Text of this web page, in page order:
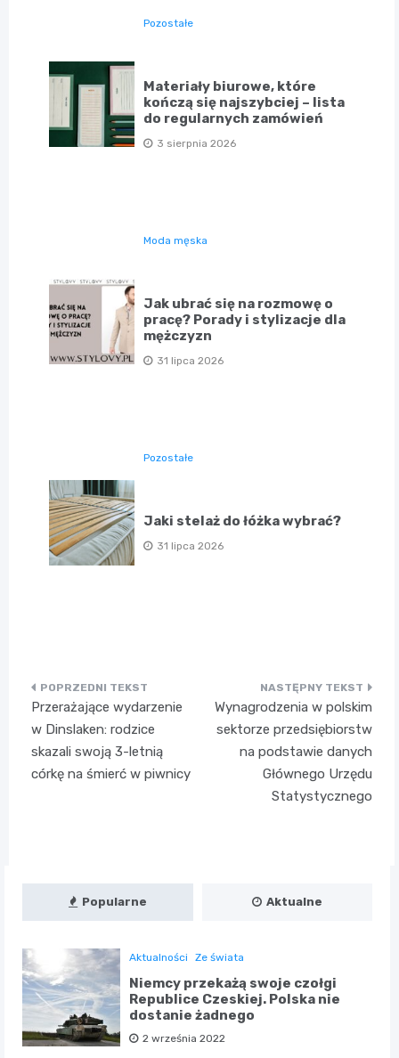
Pozostałe
Materiały biurowe, które
kończą się najszybciej – lista
do regularnych zamówień
3 sierpnia 2026
Moda męska
Jak ubrać się na rozmowę o
pracę? Porady i stylizacje dla
mężczyzn
31 lipca 2026
Pozostałe
Jaki stelaż do łóżka wybrać?
31 lipca 2026
Nawigacja
wpisu
Przerażające wydarzenie
w Dinslaken: rodzice
skazali swoją 3-letnią
córkę na śmierć w piwnicy
Wynagrodzenia w polskim
sektorze przedsiębiorstw
na podstawie danych
Głównego Urzędu
Statystycznego
Popularne Aktualne
Aktualności Ze świata
Niemcy przekażą swoje czołgi
Republice Czeskiej. Polska nie
dostanie żadnego
2 września 2022